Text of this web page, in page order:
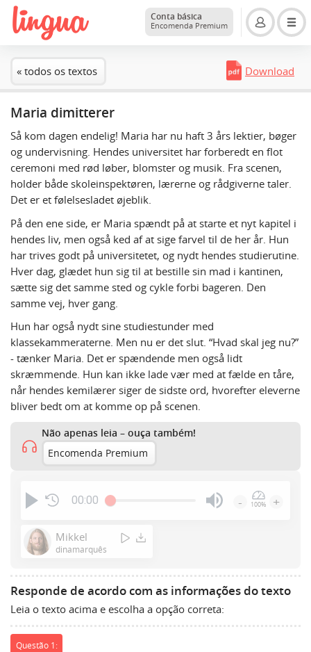
Conta básica
Encomenda Premium
« todos os textos Download
Maria dimitterer
Så kom dagen endelig! Maria har nu haft 3 års lektier, bøger
og undervisning. Hendes universitet har forberedt en flot
ceremoni med rød løber, blomster og musik. Fra scenen,
holder både skoleinspektøren, lærerne og rådgiverne taler.
Det er et følelsesladet øjeblik.
På den ene side, er Maria spændt på at starte et nyt kapitel i
hendes liv, men også ked af at sige farvel til de her år. Hun
har trives godt på universitetet, og nydt hendes studierutine.
Hver dag, glædet hun sig til at bestille sin mad i kantinen,
sætte sig det samme sted og cykle forbi bageren. Den
samme vej, hver gang.
Hun har også nydt sine studiestunder med
klassekammeraterne. Men nu er det slut. “Hvad skal jeg nu?”
- tænker Maria. Det er spændende men også lidt
skræmmende. Hun kan ikke lade vær med at fælde en tåre,
når hendes kemilærer siger de sidste ord, hvorefter eleverne
bliver bedt om at komme op på scenen.
Não apenas leia – ouça também!
Encomenda Premium
00:00
show
volume
- 100% +
Mikkel
dinamarquês
Responde de acordo com as informações do texto
Leia o texto acima e escolha a opção correta:
Questão 1: